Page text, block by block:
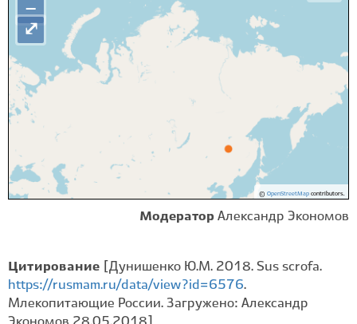
−
© OpenStreetMapcontributors.
⤢
Модератор Александр Экономов
Цитирование
[Дунишенко Ю.М. 2018. Sus scrofa.
https://rusmam.ru/data/view?id=6576.
Млекопитающие России. Загружено: Александр